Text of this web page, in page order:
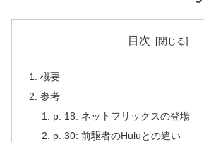
目次
概要
参考
p. 18: ネットフリックスの登場
p. 30: 前駆者のHuluとの違い